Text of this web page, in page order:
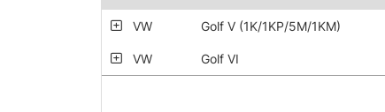
VW Golf V (1K/1KP/5M/1KM)
VW Golf VI